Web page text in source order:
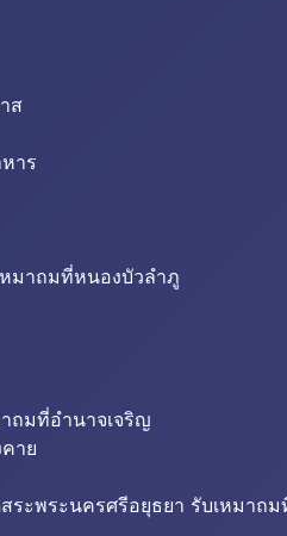
ส
าร
มาถมที่หนองบัวลำภู
ถมที่อำนาจเจริญ
าย
ระพระนครศรีอยุธยา รับเหมาถ